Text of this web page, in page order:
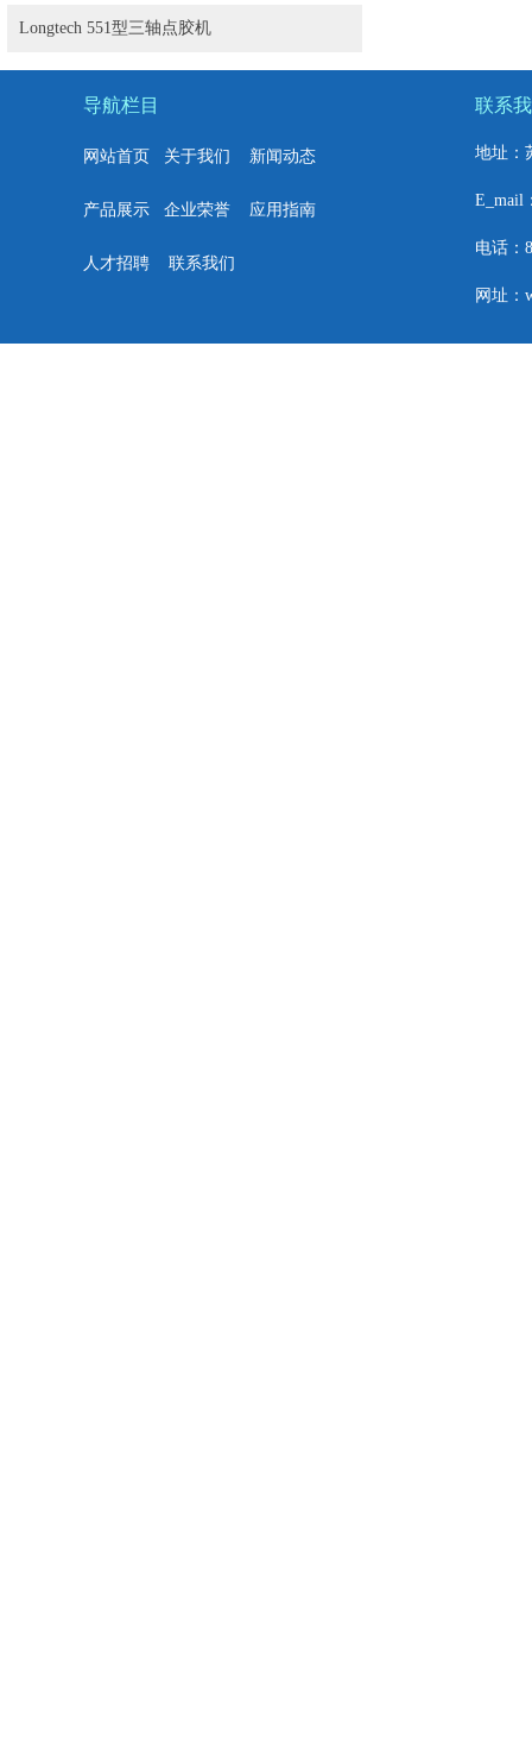
Longtech 551型三轴点胶机
导航栏目
网站首页 关于我们 新闻动态
产品展示 企业荣誉 应用指南
人才招聘 联系我们
联系
地址：
E_mail
电话：
网址：